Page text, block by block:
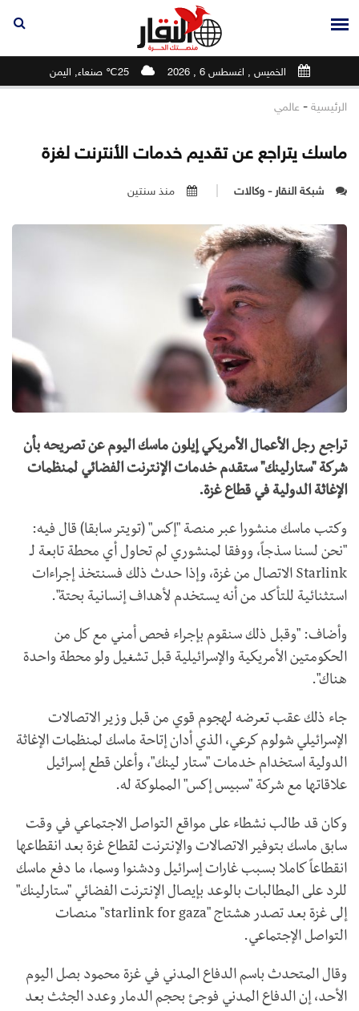
الخميس , اغسطس 6 , 2026 25℃ صنعاء, اليمن
الرئيسية - عالمي
ماسك يتراجع عن تقديم خدمات الأنترنت لغزة
شبكة النقار - وكالات منذ سنتين
تراجع رجل الأعمال الأمريكي إيلون ماسك اليوم عن تصريحه بأن
شركة "ستارلينك" ستقدم خدمات الإنترنت الفضائي لمنظمات
الإغاثة الدولية في قطاع غزة.
وكتب ماسك منشورا عبر منصة "إكس" (تويتر سابقا) قال فيه:
"نحن لسنا سذجاً، ووفقا لمنشوري لم تحاول أي محطة تابعة لـ
Starlink الاتصال من غزة، وإذا حدث ذلك فسنتخذ إجراءات
استثنائية للتأكد من أنه يستخدم لأهداف إنسانية بحتة".
وأضاف: "وقبل ذلك سنقوم بإجراء فحص أمني مع كل من
الحكومتين الأمريكية والإسرائيلية قبل تشغيل ولو محطة واحدة
هناك".
جاء ذلك عقب تعرضه لهجوم قوي من قبل وزير الاتصالات
الإسرائيلي شولوم كرعي، الذي أدان إتاحة ماسك لمنظمات الإغاثة
الدولية استخدام خدمات "ستار لينك"، وأعلن قطع إسرائيل
علاقاتها مع شركة "سبيس إكس" المملوكة له.
وكان قد طالب نشطاء على مواقع التواصل الاجتماعي في وقت
سابق ماسك بتوفير الاتصالات والإنترنت لقطاع غزة بعد انقطاعها
انقطاعاً كاملا بسبب غارات إسرائيل ودشنوا وسما، ما دفع ماسك
للرد على المطالبات بالوعد بإيصال الإنترنت الفضائي "ستارلينك"
إلى غزة بعد تصدر هشتاج "starlink for gaza" منصات
التواصل الإجتماعي.
وقال المتحدث باسم الدفاع المدني في غزة محمود بصل اليوم
الأحد، إن الدفاع المدني فوجئ بحجم الدمار وعدد الجثث بعد